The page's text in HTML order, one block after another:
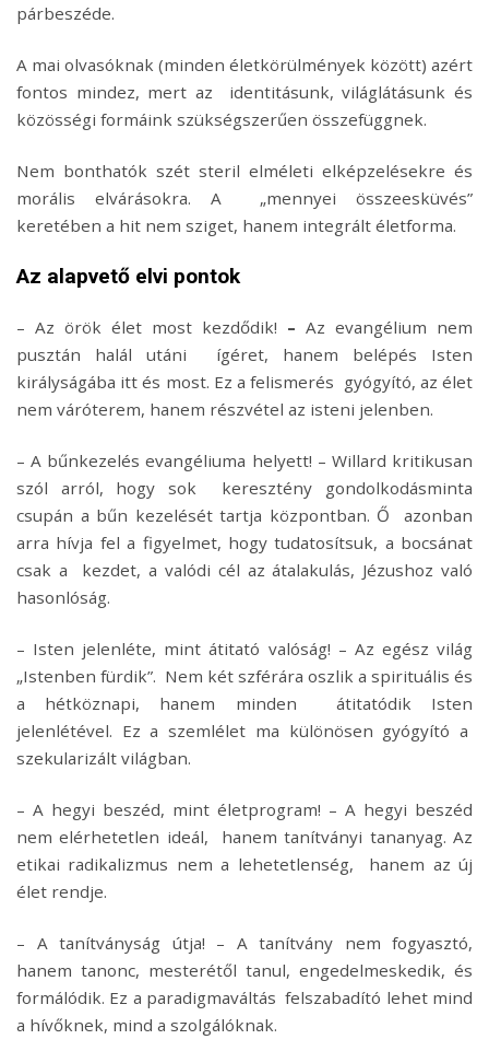
párbeszéde.
A mai olvasóknak (minden életkörülmények között) azért
fontos mindez, mert az identitásunk, világlátásunk és
közösségi formáink szükségszerűen összefüggnek.
Nem bonthatók szét steril elméleti elképzelésekre és
morális elvárásokra. A „mennyei összeesküvés”
keretében a hit nem sziget, hanem integrált életforma.
Az alapvető elvi pontok
– Az örök élet most kezdődik! – Az evangélium nem
pusztán halál utáni ígéret, hanem belépés Isten
királyságába itt és most. Ez a felismerés gyógyító, az élet
nem váróterem, hanem részvétel az isteni jelenben.
– A bűnkezelés evangéliuma helyett! – Willard kritikusan
szól arról, hogy sok keresztény gondolkodásminta
csupán a bűn kezelését tartja központban. Ő azonban
arra hívja fel a figyelmet, hogy tudatosítsuk, a bocsánat
csak a kezdet, a valódi cél az átalakulás, Jézushoz való
hasonlóság.
– Isten jelenléte, mint átitató valóság! – Az egész világ
„Istenben fürdik”. Nem két szférára oszlik a spirituális és
a hétköznapi, hanem minden átitatódik Isten
jelenlétével. Ez a szemlélet ma különösen gyógyító a
szekularizált világban.
– A hegyi beszéd, mint életprogram! – A hegyi beszéd
nem elérhetetlen ideál, hanem tanítványi tananyag. Az
etikai radikalizmus nem a lehetetlenség, hanem az új
élet rendje.
– A tanítványság útja! – A tanítvány nem fogyasztó,
hanem tanonc, mesterétől tanul, engedelmeskedik, és
formálódik. Ez a paradigmaváltás felszabadító lehet mind
a hívőknek, mind a szolgálóknak.